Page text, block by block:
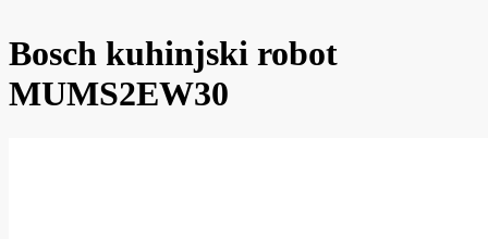
Bosch kuhinjski robot
MUMS2EW30